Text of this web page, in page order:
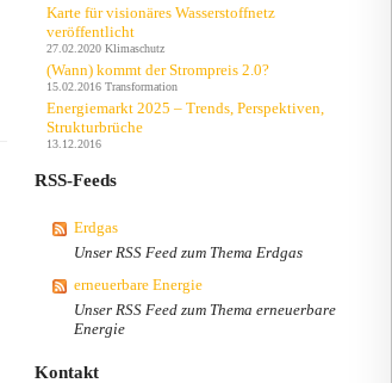
Karte für visionäres Wasserstoffnetz
veröffentlicht
27.02.2020 Klimaschutz
(Wann) kommt der Strompreis 2.0?
15.02.2016 Transformation
Energiemarkt 2025 – Trends, Perspektiven,
Strukturbrüche
13.12.2016
RSS-Feeds
Erdgas
Unser RSS Feed zum Thema Erdgas
erneuerbare Energie
Unser RSS Feed zum Thema erneuerbare
Energie
Kontakt